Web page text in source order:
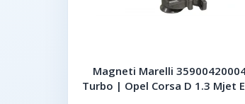
Magneti Marelli
Turbo | Opel Corsa D 1.3 Mjet